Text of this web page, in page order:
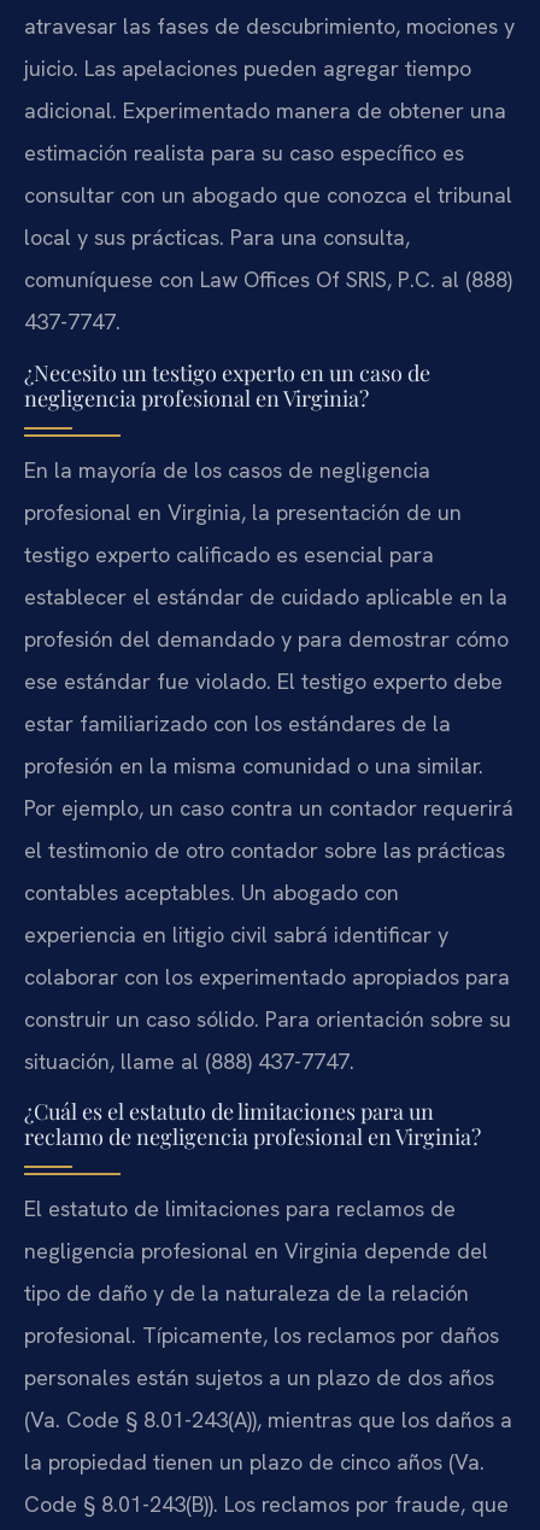
atravesar las fases de descubrimiento, mociones y
juicio. Las apelaciones pueden agregar tiempo
adicional. Experimentado manera de obtener una
estimación realista para su caso específico es
consultar con un abogado que conozca el tribunal
local y sus prácticas. Para una consulta,
comuníquese con Law Offices Of SRIS, P.C. al (888)
437-7747.
¿Necesito un testigo experto en un caso de
negligencia profesional en Virginia?
En la mayoría de los casos de negligencia
profesional en Virginia, la presentación de un
testigo experto calificado es esencial para
establecer el estándar de cuidado aplicable en la
profesión del demandado y para demostrar cómo
ese estándar fue violado. El testigo experto debe
estar familiarizado con los estándares de la
profesión en la misma comunidad o una similar.
Por ejemplo, un caso contra un contador requerirá
el testimonio de otro contador sobre las prácticas
contables aceptables. Un abogado con
experiencia en litigio civil sabrá identificar y
colaborar con los experimentado apropiados para
construir un caso sólido. Para orientación sobre su
situación, llame al (888) 437-7747.
¿Cuál es el estatuto de limitaciones para un
reclamo de negligencia profesional en Virginia?
El estatuto de limitaciones para reclamos de
negligencia profesional en Virginia depende del
tipo de daño y de la naturaleza de la relación
profesional. Típicamente, los reclamos por daños
personales están sujetos a un plazo de dos años
(Va. Code § 8.01-243(A)), mientras que los daños a
la propiedad tienen un plazo de cinco años (Va.
Code § 8.01-243(B)). Los reclamos por fraude, que